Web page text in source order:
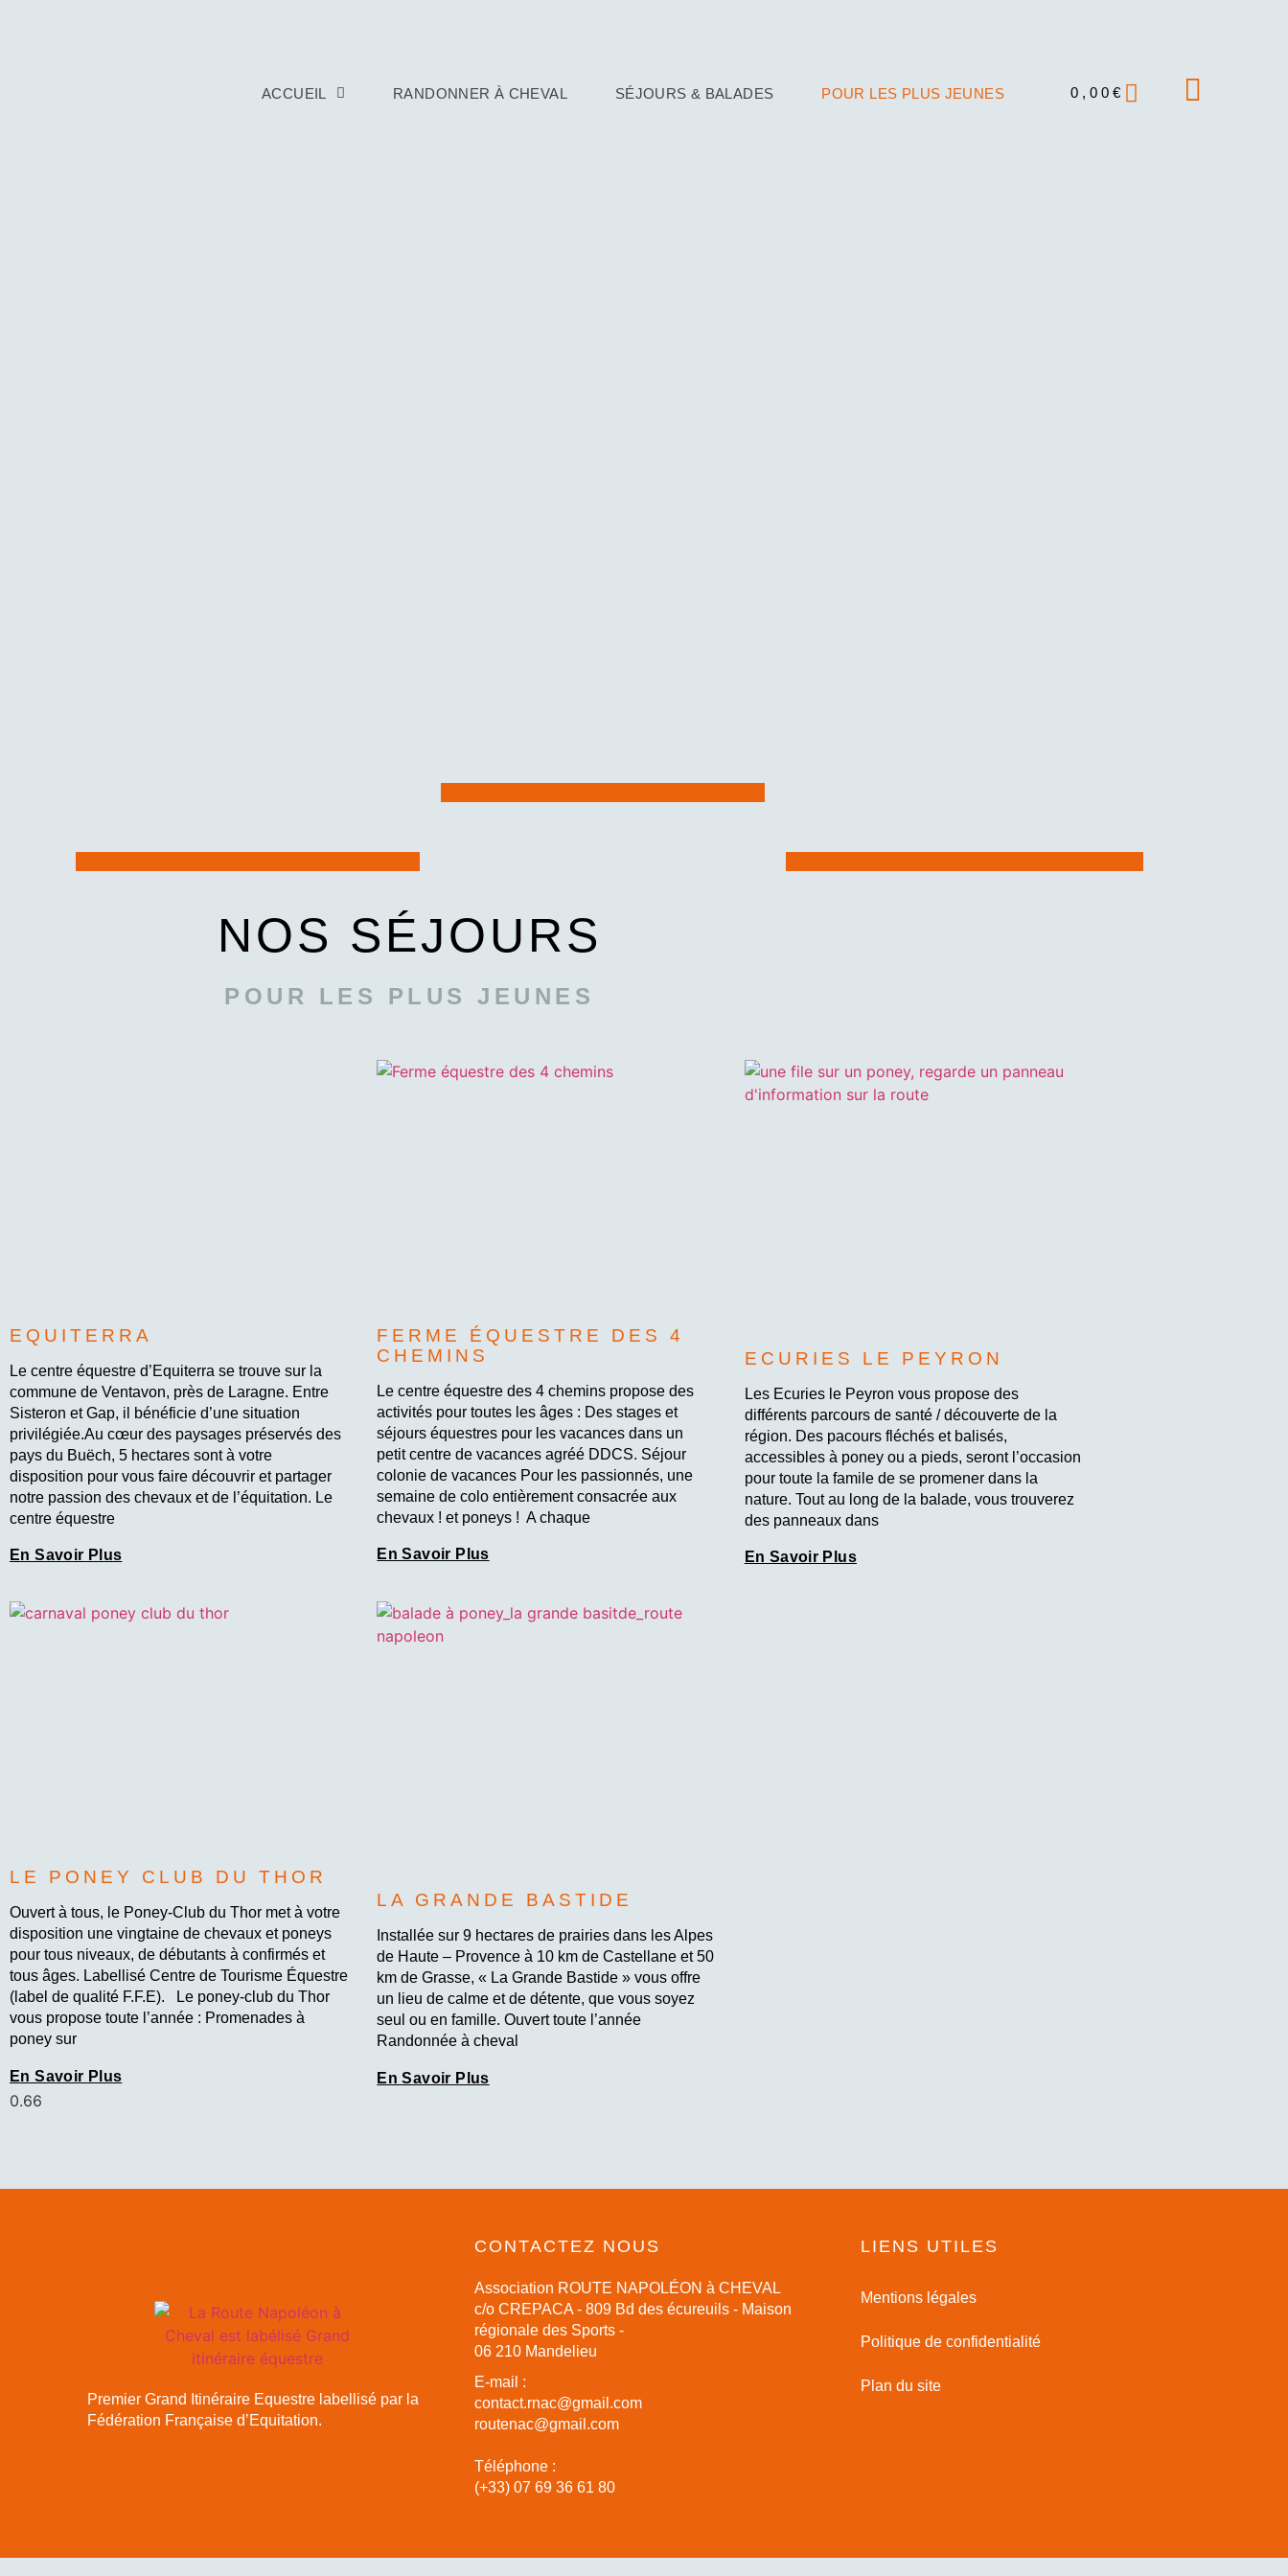
ACCUEIL RANDONNER À CHEVAL SÉJOURS & BALADES POUR LES PLUS JEUNES 0,00€
NOS SÉJOURS
POUR LES PLUS JEUNES
EQUITERRA
Le centre équestre d’Equiterra se trouve sur la
commune de Ventavon, près de Laragne. Entre
Sisteron et Gap, il bénéficie d’une situation
privilégiée.Au cœur des paysages préservés des
pays du Buëch, 5 hectares sont à votre
disposition pour vous faire découvrir et partager
notre passion des chevaux et de l’équitation. Le
centre équestre
En Savoir Plus
FERME ÉQUESTRE DES 4
CHEMINS
Le centre équestre des 4 chemins propose des
activités pour toutes les âges : Des stages et
séjours équestres pour les vacances dans un
petit centre de vacances agréé DDCS. Séjour
colonie de vacances Pour les passionnés, une
semaine de colo entièrement consacrée aux
chevaux ! et poneys ! A chaque
En Savoir Plus
ECURIES LE PEYRON
Les Ecuries le Peyron vous propose des
différents parcours de santé / découverte de la
région. Des pacours fléchés et balisés,
accessibles à poney ou a pieds, seront l’occasion
pour toute la famile de se promener dans la
nature. Tout au long de la balade, vous trouverez
des panneaux dans
En Savoir Plus
LE PONEY CLUB DU THOR
Ouvert à tous, le Poney-Club du Thor met à votre
disposition une vingtaine de chevaux et poneys
pour tous niveaux, de débutants à confirmés et
tous âges. Labellisé Centre de Tourisme Équestre
(label de qualité F.F.E). Le poney-club du Thor
vous propose toute l’année : Promenades à
poney sur
En Savoir Plus
LA GRANDE BASTIDE
Installée sur 9 hectares de prairies dans les Alpes
de Haute – Provence à 10 km de Castellane et 50
km de Grasse, « La Grande Bastide » vous offre
un lieu de calme et de détente, que vous soyez
seul ou en famille. Ouvert toute l’année
Randonnée à cheval
En Savoir Plus
Premier Grand Itinéraire Equestre labellisé par la
Fédération Française d’Equitation.
CONTACTEZ NOUS
Association ROUTE NAPOLÉON à CHEVAL
c/o CREPACA - 809 Bd des écureuils - Maison
régionale des Sports -
06 210 Mandelieu
E-mail :
contact.rnac@gmail.com
routenac@gmail.com
Téléphone :
(+33) 07 69 36 61 80
LIENS UTILES
Mentions légales
Politique de confidentialité
Plan du site